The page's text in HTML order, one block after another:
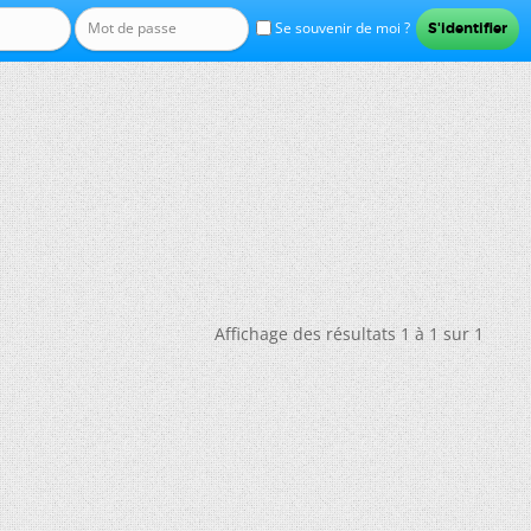
Se souvenir de moi ?
Affichage des résultats 1 à 1 sur 1